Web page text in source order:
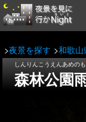
夜景を探す 和歌山
しんりんこうえんあめの
森林公園